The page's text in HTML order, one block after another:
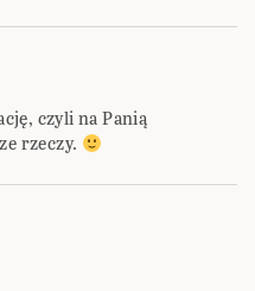
czyli na Panią
rzeczy.